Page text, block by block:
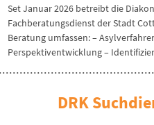
Set Januar 2026 betreibt die
Fachberatungsdienst der Stadt
Beratung umfassen: –
Perspektiventwicklung –
DRK